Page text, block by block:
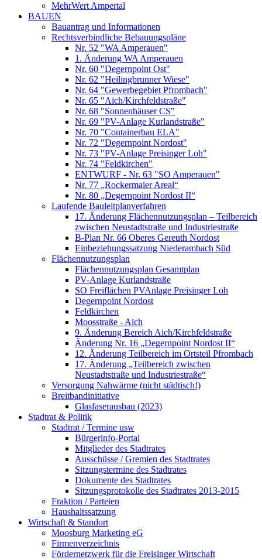
MehrWert Ampertal
BAUEN
Bauantrag und Informationen
Rechtsverbindliche Bebauungspläne
Nr. 52 "WA Amperauen"
1. Änderung WA Amperauen
Nr. 60 "Degernpoint Ost"
Nr. 62 "Heilingbrunner Wiese"
Nr. 64 "Gewerbegebiet Pfrombach"
Nr. 65 "Aich/Kirchfeldstraße"
Nr. 68 "Sonnenhäuser CS"
Nr. 69 "PV-Anlage Kurlandstraße"
Nr. 70 "Containerbau ELA"
Nr. 72 "Degernpoint Nordost"
Nr. 73 "PV-Anlage Preisinger Loh"
Nr. 74 "Feldkirchen"
ENTWURF - Nr. 63 "SO Amperauen"
Nr. 77 „Rockermaier Areal“
Nr. 80 „Degernpoint Nordost II“
Laufende Bauleitplanverfahren
17. Änderung Flächennutzungsplan – Teilbereich
zwischen Neustadtstraße und Industriestraße
B-Plan Nr. 66 Oberes Gereuth Nordost
Einbeziehungssatzung Niederambach Süd
Flächennutzungsplan
Flächennutzungsplan Gesamtplan
PV-Anlage Kurlandstraße
SO Freiflächen PV­Anlage Preisinger Loh
Degernpoint Nordost
Feldkirchen
Moosstraße - Aich
9. Änderung Bereich Aich/Kirchfeldstraße
Änderung Nr. 16 „Degernpoint Nordost II“
12. Änderung Teilbereich im Ortsteil Pfrombach
17. Änderung „Teilbereich zwischen
Neustadtstraße und Industriestraße“
Versorgung Nahwärme (nicht städtisch!)
Breitbandinitiative
Glasfaserausbau (2023)
Stadtrat & Politik
Stadtrat / Termine usw
Bürgerinfo-Portal
Mitglieder des Stadtrates
Ausschüsse / Gremien des Stadtrates
Sitzungstermine des Stadtrates
Dokumente des Stadtrates
Sitzungsprotokolle des Stadtrates 2013-2015
Fraktion / Parteien
Haushaltssatzung
Wirtschaft & Standort
Moosburg Marketing eG
Firmenverzeichnis
Fördernetzwerk für die Freisinger Wirtschaft